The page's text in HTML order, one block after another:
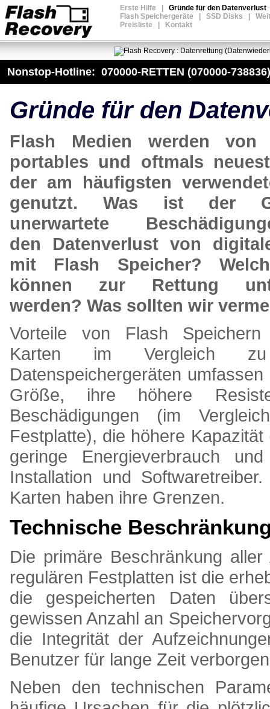
Erste Hilfe Gründe für den Datenverlust
Flash Speichergeräte
SSD Disks
Preisliste
Kontakt
Nonstop-Hotline: 070000-RETTEN (070000-738836)
Gründe für den
Flash Medien werden
portables und oftmals
der am häufigsten
genutzt. Was ist der
unerwartete
den Datenverlust von
mit Flash Speicher?
können zur Rettung
werden? Was sollten wir
Vorteile von Flash
Karten im Vergleich zu
Datenspeichergeräten
Größe, ihre höhere
Beschädigungen (im
Festplatte), die höhere
geringe Energieverbrauch
Installation und
Karten haben ihre Grenzen.
Technische
Die primäre Beschränkung
regulären Festplatten ist die
die gespeicherten Daten
gewissen Anzahl an
die Integrität der
Benutzer für lange Zeit
Neben den technischen